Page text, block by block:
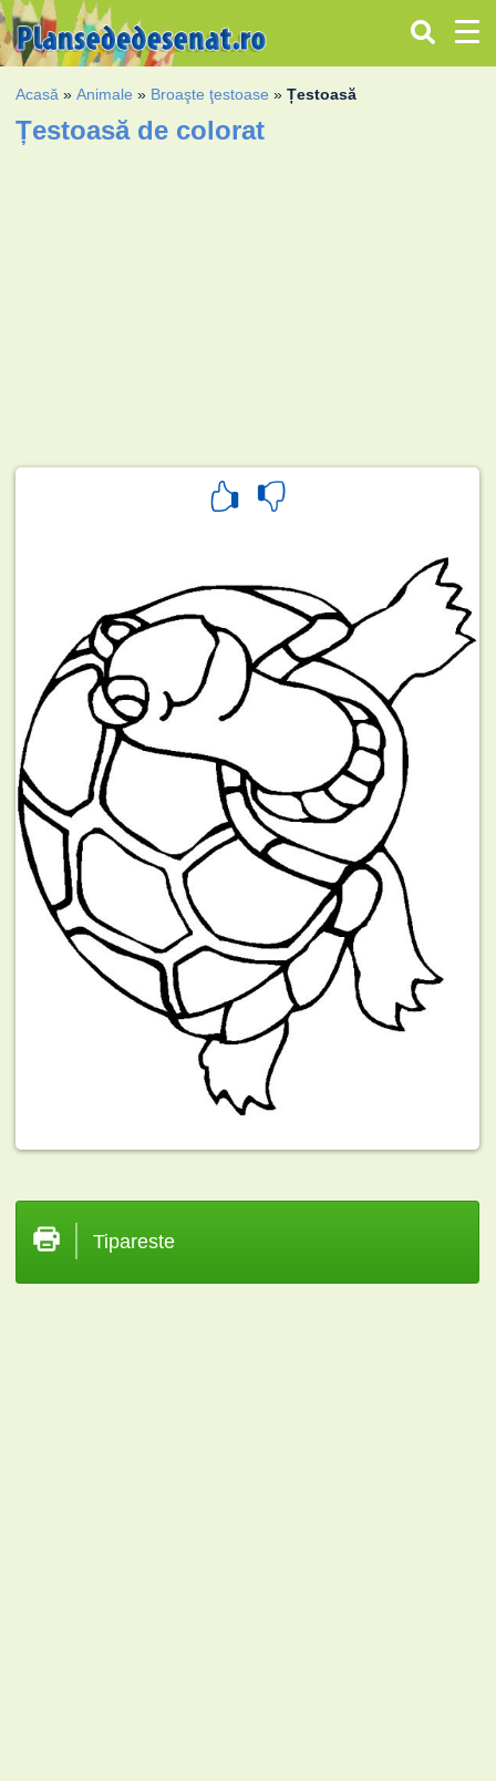
Acasă »Animale » Broaşte ţestoase »Țestoasă
Țestoasă de colorat
Tipareste